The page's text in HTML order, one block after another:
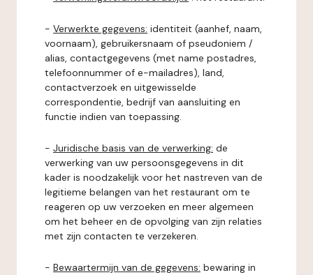
- Verwerkte gegevens: identiteit (aanhef, naam,
voornaam), gebruikersnaam of pseudoniem /
alias, contactgegevens (met name postadres,
telefoonnummer of e-mailadres), land,
contactverzoek en uitgewisselde
correspondentie, bedrijf van aansluiting en
functie indien van toepassing.
- Juridische basis van de verwerking: de
verwerking van uw persoonsgegevens in dit
kader is noodzakelijk voor het nastreven van de
legitieme belangen van het restaurant om te
reageren op uw verzoeken en meer algemeen
om het beheer en de opvolging van zijn relaties
met zijn contacten te verzekeren.
- Bewaartermijn van de gegevens: bewaring in